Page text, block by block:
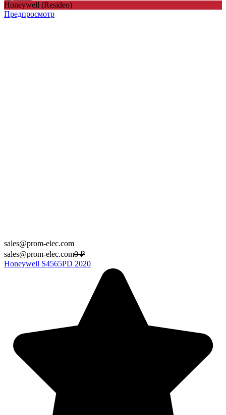
Honeywell (Resideo)
Предпросмотр
sales@prom-elec.com
sales@prom-elec.com0 ₽
Honeywell S4565PD 2020